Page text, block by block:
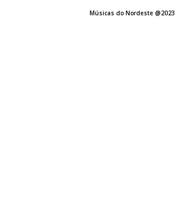
Músicas do Nordeste @2023